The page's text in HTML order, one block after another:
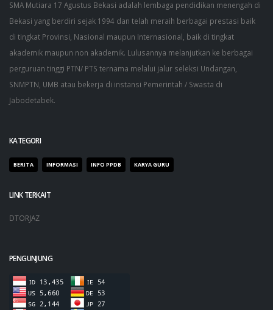
SMA Mutiara 17 Agustus Bekasi adalah lembaga pendidikan menengah di
Bekasi yang berdiri sejak 1994 dan telah meraih berbagai prestasi baik
di tingkat Provinsi, Nasional maupun Internasional, baik di tingkat
akademik maupun non akademik. Lulusannya melanjutkan ke berbagai
perguruan tinggi PTN/ PTS ternama melalui jalur seleksi Undangan,
SNMPTN, UMB atau bekerja di instansi Pemerintah / Swasta di
Jabodetabek.
KATEGORI
BERITA INFORMASI INFO PPDB KARYA GURU
LINK TERKAIT
DTORJAZ
PENGUNJUNG